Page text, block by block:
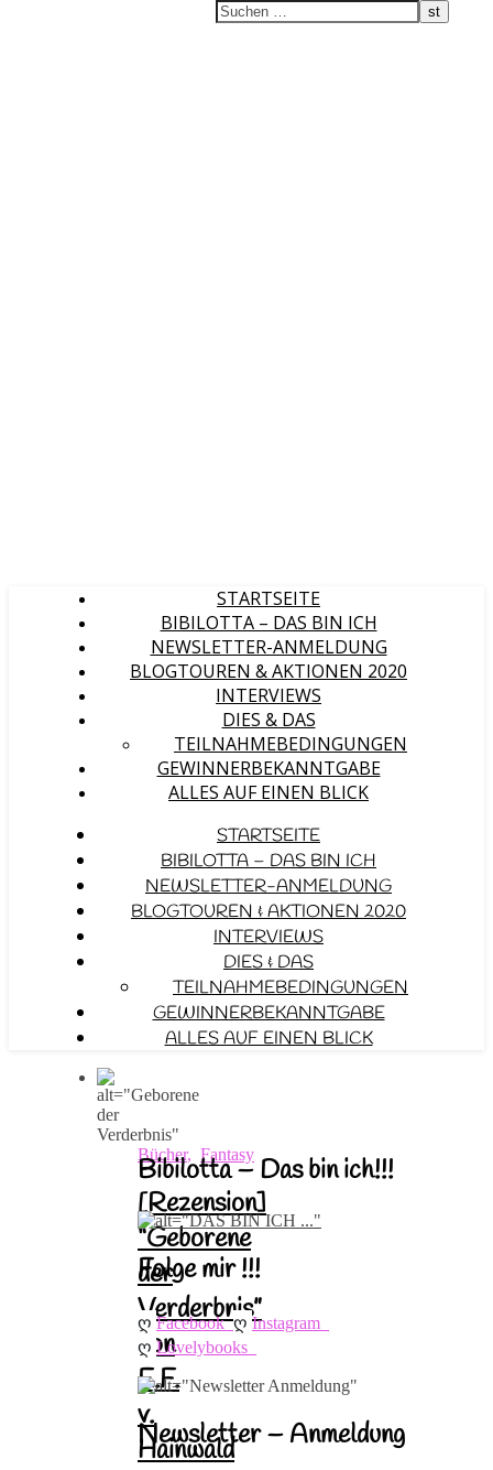
STARTSEITE
BIBILOTTA – DAS BIN ICH
NEWSLETTER-ANMELDUNG
BLOGTOUREN & AKTIONEN 2020
INTERVIEWS
DIES & DAS
TEILNAHMEBEDINGUNGEN
GEWINNERBEKANNTGABE
ALLES AUF EINEN BLICK
STARTSEITE
BIBILOTTA – DAS BIN ICH
NEWSLETTER-ANMELDUNG
BLOGTOUREN & AKTIONEN 2020
INTERVIEWS
DIES & DAS
TEILNAHMEBEDINGUNGEN
GEWINNERBEKANNTGABE
ALLES AUF EINEN BLICK
Bücher, Fantasy
[Rezension]
“Geborene
der
Verderbnis”
von
E.F.
v.
Hainwald
Bibilotta – Das bin ich!!!
Folge mir !!!
ღ Facebookღ Instagram
ღ Lovelybooks
Newsletter – Anmeldung